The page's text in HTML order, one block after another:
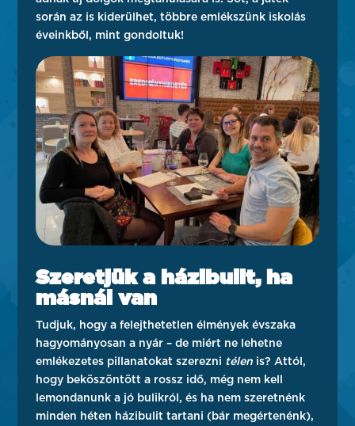
során az is kiderülhet, többre emlékszünk iskolás
éveinkből, mint gondoltuk!
Szeretjük a házibulit, ha
másnál van
Tudjuk, hogy a felejthetetlen élmények évszaka
hagyományosan a nyár – de miért ne lehetne
emlékezetes pillanatokat szerezni télenis? Attól,
hogy beköszöntött a rossz idő, még nem kell
lemondanunk a jó bulikról, és ha nem szeretnénk
minden héten házibulit tartani (bár megértenénk),